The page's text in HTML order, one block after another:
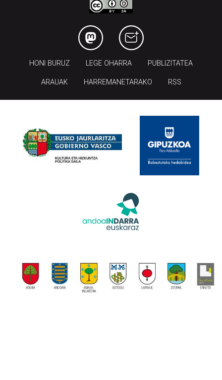
HONI BURUZ LEGE OHARRA PUBLIZITATEA
ARAUAK HARREMANETARAKO RSS